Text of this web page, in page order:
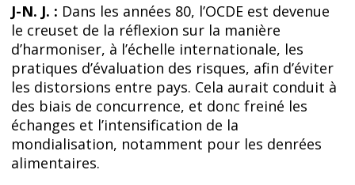
J-N. J. : Dans les années 80, l’OCDE est devenue
le creuset de la réflexion sur la manière
d’harmoniser, à l’échelle internationale, les
pratiques d’évaluation des risques, afin d’éviter
les distorsions entre pays. Cela aurait conduit à
des biais de concurrence, et donc freiné les
échanges et l’intensification de la
mondialisation, notamment pour les denrées
alimentaires.